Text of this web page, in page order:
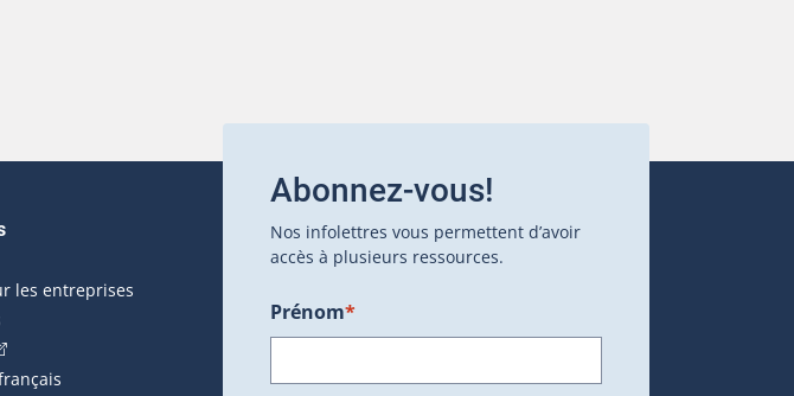
fenêtre.)
les entreprises
hyperlien externe s'ouvrira dans une nouvelle fenêtre.)
Abonnez-vous!
Nos infolettres vous permettent d’avoir
accès à plusieurs ressources.
Prénom*